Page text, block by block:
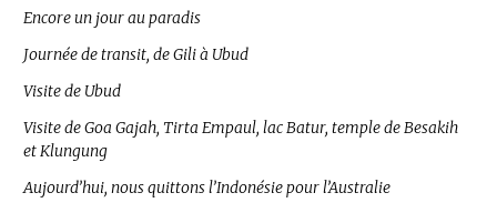
Encore un jour au paradis
Journée de transit, de Gili à Ubud
Visite de Ubud
Visite de Goa Gajah, Tirta Empaul, lac Batur, temple de Besakih
et Klungung
Aujourd’hui, nous quittons l’Indonésie pour l’Australie